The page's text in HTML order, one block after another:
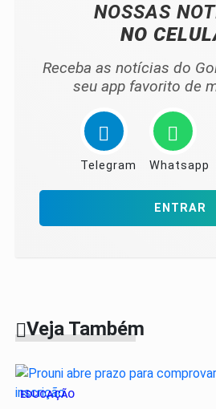
NOSSAS
NO
Receba as notícias do
seu app favorito de
Telegram Whatsapp
ENTRAR
Veja Também
EDUCAÇÃO